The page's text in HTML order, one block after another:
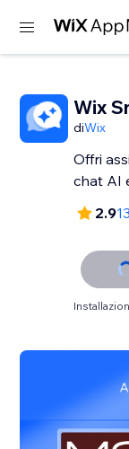
Wix
diWix
Offri
chat AI
2.9